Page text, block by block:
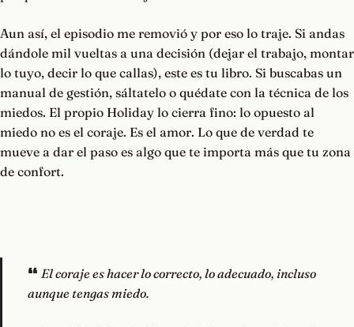
Aun así, el episodio me removió y por eso lo traje. Si andas
dándole mil vueltas a una decisión (dejar el trabajo, montar
lo tuyo, decir lo que callas), este es tu libro. Si buscabas un
manual de gestión, sáltatelo o quédate con la técnica de los
miedos. El propio Holiday lo cierra fino: lo opuesto al
miedo no es el coraje. Es el amor. Lo que de verdad te
mueve a dar el paso es algo que te importa más que tu zona
de confort.
El coraje es hacer lo correcto, lo adecuado, incluso
aunque tengas miedo.